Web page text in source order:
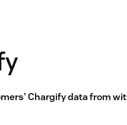
Chargify data from